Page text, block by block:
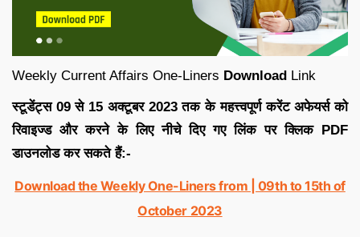
Weekly Current Affairs One-Liners Download Link
स्टूडेंट्स 09 से 15 अक्टूबर 2023 तक के महत्त्वपूर्ण करेंट अफेयर्स को
रिवाइज्ड और करने के लिए नीचे दिए गए लिंक पर क्लिक PDF
डाउनलोड कर सकते हैं:-
Download the Weekly One-Liners from | 09th to 15th of
October 2023